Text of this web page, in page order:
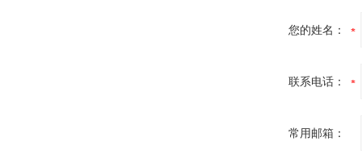
您的姓名：
联系电话：
常用邮箱：